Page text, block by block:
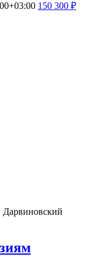
150 300 ₽
Дарвиновский